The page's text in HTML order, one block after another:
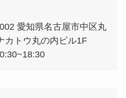
愛知県名古屋市中区丸
カトウ丸の内ビル1F